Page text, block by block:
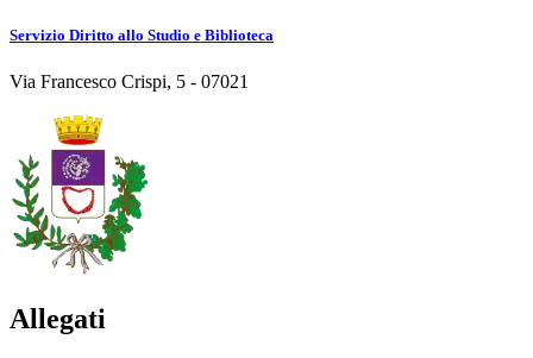
Servizio Diritto allo Studio e Biblioteca
Via Francesco Crispi, 5 - 07021
Allegati